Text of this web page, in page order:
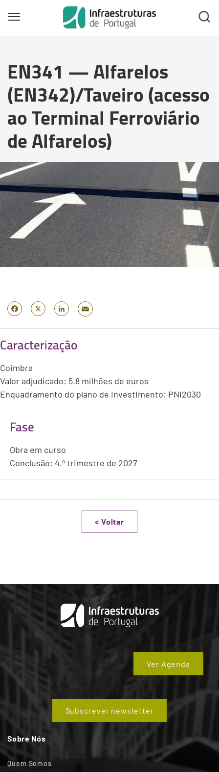
main
content
Toggle main menu visibility
EN341 — Alfarelos
(EN342)/Taveiro (acesso
ao Terminal Ferroviário
de Alfarelos)
Facebook
X LinkedIn
Caracterização
Coimbra
Valor adjudicado: 5.8 milhões de euros
Enquadramento do plano de investimento: PNI2030
Fase
Obra em curso
Conclusão: 4.º trimestre de 2027
< Voltar
Ver Agenda
Subscrever newsletter
Sobre Nós
Quem Somos